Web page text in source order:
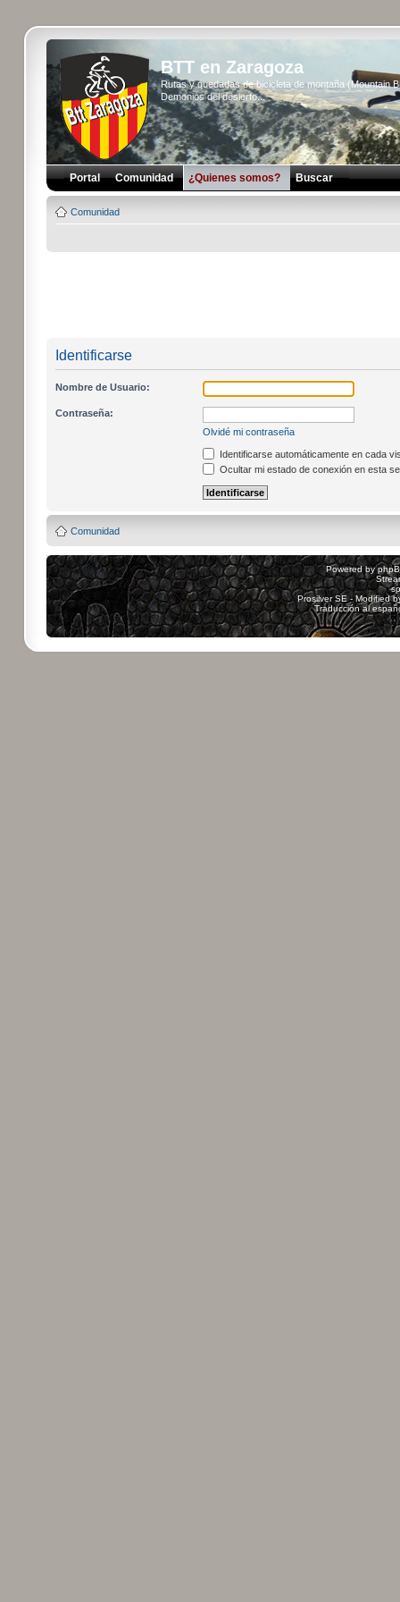
BTT en Zaragoza
Rutas y quedadas de bicicleta de montaña (Mountain
Demonios del desierto...
Portal Comunidad ¿Quienes somos? Buscar
Comunidad
Identificarse
Nombre de Usuario:
Contraseña:
Olvidé mi contraseña
Identificarse automáticamente en cada
Ocultar mi estado de conexión en esta
Comunidad
Powered by
Prosilver SE - Modified
Traducción al